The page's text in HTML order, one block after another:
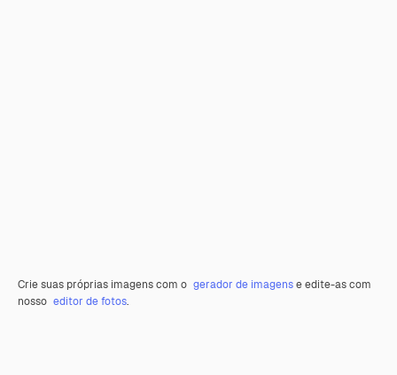
Crie suas próprias imagens com o gerador de imagense edite-as com
nosso editor de fotos.